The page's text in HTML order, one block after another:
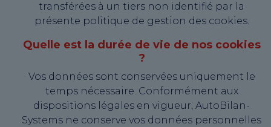
transférées à un tiers non identifié par la
présente politique de gestion des cookies.
Quelle est la durée de vie de nos cookies
?
Vos données sont conservées uniquement le
temps nécessaire. Conformément aux
dispositions légales en vigueur, AutoBilan-
Systems ne conserve vos données personnelles